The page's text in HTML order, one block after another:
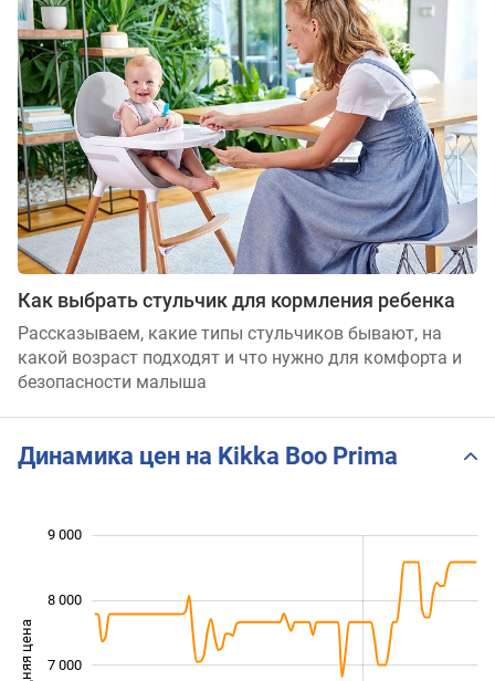
Как выбрать стульчик для кормления ребенка
Рассказываем, какие типы стульчиков бывают, на
какой возраст подходят и что нужно для комфорта и
безопасности малыша
Динамика цен на Kikka Boo Prima
5 500
7 000
8 000
9 000